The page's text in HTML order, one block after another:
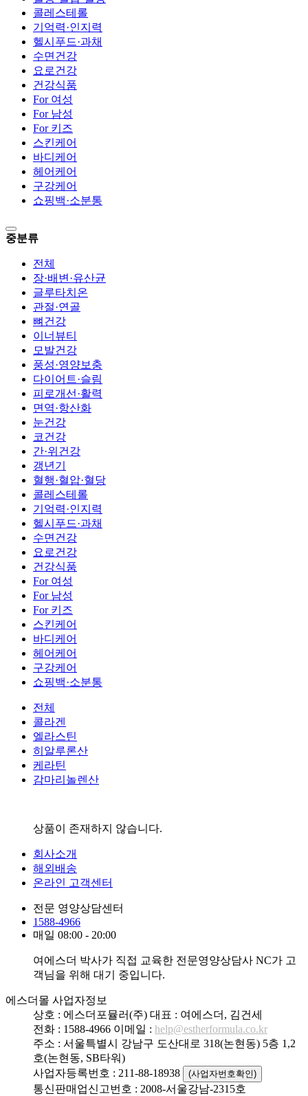
콜레스테롤
기억력·인지력
헬시푸드·과채
수면건강
요로건강
건강식품
For 여성
For 남성
For 키즈
스킨케어
바디케어
헤어케어
구강케어
쇼핑백·소분통
중분류
전체
장·배변·유산균
글루타치온
관절·연골
뼈건강
이너뷰티
모발건강
풍성·영양보충
다이어트·슬림
피로개선·활력
면역·항산화
눈건강
코건강
간·위건강
갱년기
혈행·혈압·혈당
콜레스테롤
기억력·인지력
헬시푸드·과채
수면건강
요로건강
건강식품
For 여성
For 남성
For 키즈
스킨케어
바디케어
헤어케어
구강케어
쇼핑백·소분통
전체
콜라겐
엘라스틴
히알루론산
케라틴
감마리놀렌산
상품이 존재하지 않습니다.
회사소개
해외배송
온라인 고객센터
전문 영양상담센터
1588-4966
매일 08:00 - 20:00
여에스더 박사가 직접 교육한 전문영양상담사 NC가 고
객님을 위해 대기 중입니다.
에스더몰 사업자정보
상호 : 에스더포뮬러(주) 대표 : 여에스더, 김건세
전화 : 1588-4966 이메일 : help@estherformula.co.kr
주소 : 서울특별시 강남구 도산대로 318(논현동) 5층 1,2
호(논현동, SB타워)
사업자등록번호 : 211-88-18938
(사업자번호확인)
통신판매업신고번호 : 2008-서울강남-2315호